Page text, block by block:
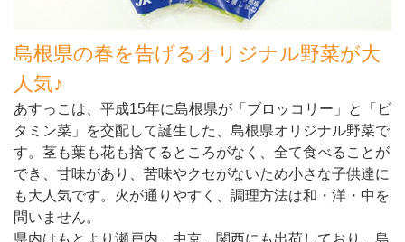
島根県の春を告げるオリジナル野菜が大
人気♪
あすっこは、平成15年に島根県が「ブロッコリー」と「ビ
タミン菜」を交配して誕生した、島根県オリジナル野菜で
す。茎も葉も花も捨てるところがなく、全て食べることが
でき、甘味があり、苦味やクセがないため小さな子供達に
も大人気です。火が通りやすく、調理方法は和・洋・中を
問いません。